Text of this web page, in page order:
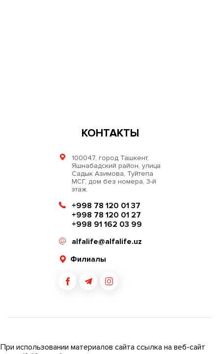
КОНТАКТЫ
100047, город Ташкент,
Яшнабадский район, улица
Садык Азимова, Туйтепа
МСГ, дом без номера, 3-й
этаж.
+998 78 120 01 37
+998 78 120 01 27
+998 91 162 03 99
alfalife@alfalife.uz
Филиалы
При использовании материалов сайта ссылка на веб-сайт